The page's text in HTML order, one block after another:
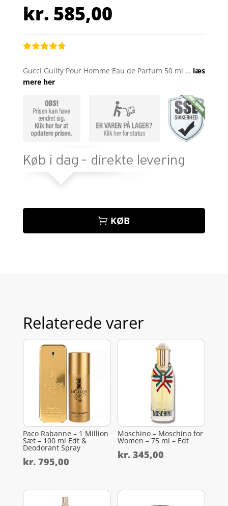
kr. 585,00
ud af 5
baseret på
Gucci Guilty Pour Homme Eau de Parfum 50 ml … læs
mere her
KØB
Relaterede varer
Paco Rabanne – 1 Million
Sæt – 100 ml Edt &
Deodorant Spray
kr.795,00
Moschino – Moschino for
Women – 75 ml – Edt
kr. 345,00